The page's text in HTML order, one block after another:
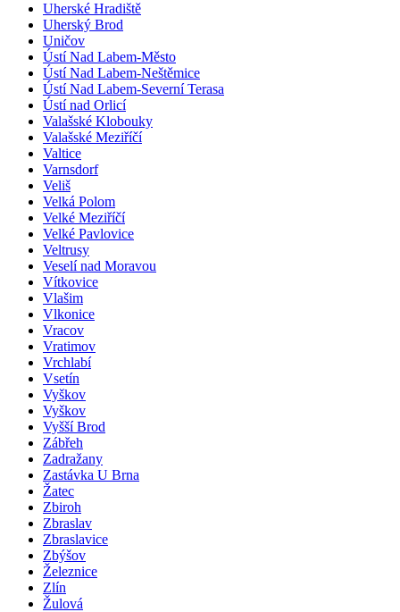
Uherské Hradiště
Uherský Brod
Uničov
Ústí Nad Labem-Město
Ústí Nad Labem-Neštěmice
Ústí Nad Labem-Severní Terasa
Ústí nad Orlicí
Valašské Klobouky
Valašské Meziříčí
Valtice
Varnsdorf
Veliš
Velká Polom
Velké Meziříčí
Velké Pavlovice
Veltrusy
Veselí nad Moravou
Vítkovice
Vlašim
Vlkonice
Vracov
Vratimov
Vrchlabí
Vsetín
Vyškov
Vyškov
Vyšší Brod
Zábřeh
Zadražany
Zastávka U Brna
Žatec
Zbiroh
Zbraslav
Zbraslavice
Zbýšov
Železnice
Zlín
Žulová